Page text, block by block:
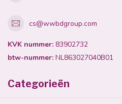
cs@wwbdgroup.com
KVK nummer: 83902732
btw-nummer: NL863027040B01
Categorieën